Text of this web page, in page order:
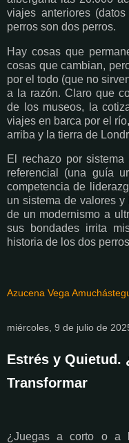
viajes anteriores
perros son dos perros.
Hay cosas que
cosas que cambian,
por el todo (que no
a la razón. Claro que
de los museos, la
viajes en barca por el
arriba y la tierra de
El rechazo por
referencial (una guía
competencia de
un sistema de valores
de un modernismo a
sus bondades irrita
historia de los dos
Azucena Vega
miércoles, 9 de julio de
Estrés y Quietud.
Transformar
¿Juegas a corto o a